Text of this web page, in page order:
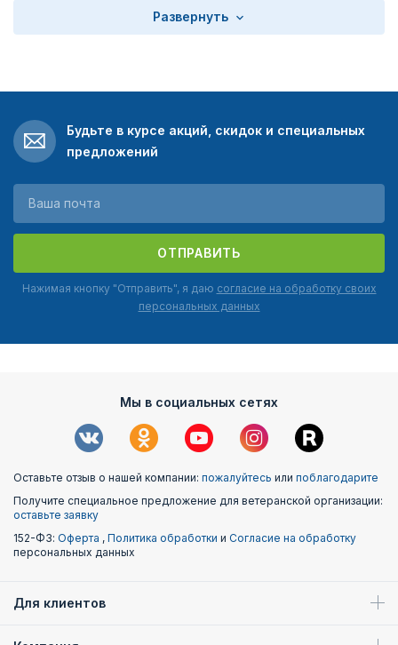
Развернуть
Будьте в курсе акций, скидок и специальных
предложений
ОТПРАВИТЬ
Нажимая кнопку "Отправить", я даю согласие на обработку своих
персональных данных
Мы в социальных сетях
Оставьте отзыв о нашей компании: пожалуйтесь или поблагодарите
Получите специальное предложение для ветеранской организации:
оставьте заявку
152-ФЗ: Оферта , Политика обработки и Согласие на обработку
персональных данных
Для клиентов